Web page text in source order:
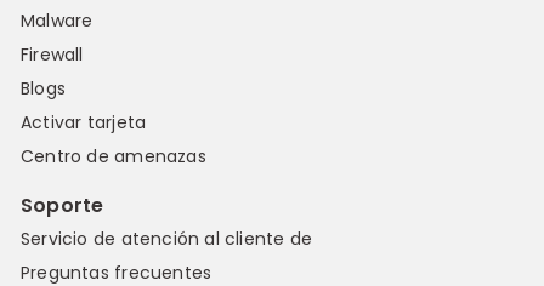
Malware
Firewall
Blogs
Activar tarjeta
Centro de amenazas
Soporte
Servicio de atención al cliente de
Preguntas frecuentes